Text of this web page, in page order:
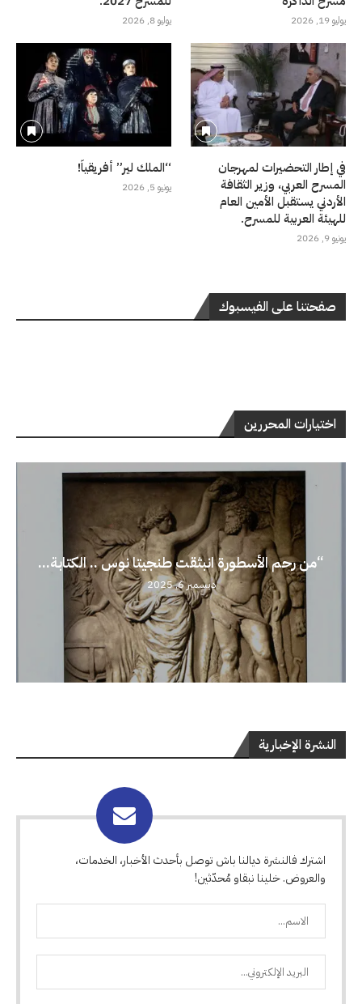
يوليو 19, 2026 يوليو 8, 2026
في إطار التحضيرات لمهرجان
المسرح العربي، وزير الثقافة
الأردني يستقبل الأمين العام
للهيئة العربية للمسرح.
يونيو 9, 2026
“الملك لير” أفريقياً!
يونيو 5, 2026
صفحتنا على الفيسبوك
اختيارات المحررين
“من رحم الأسطورة انبثقت طنجيتا نوس .. الكتابة...
ديسمبر 6, 2025
النشرة الإخبارية
اشترك فالنشرة ديالنا باش توصل بأحدث الأخبار، الخدمات،
والعروض. خلينا نبقاو مُحدّثين!